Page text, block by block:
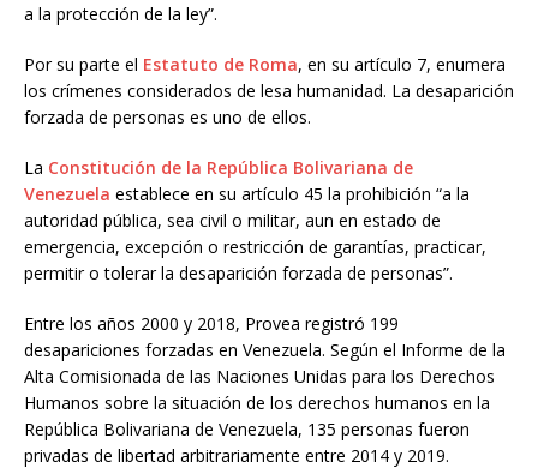
a la protección de la ley”.
Por su parte el Estatuto de Roma, en su artículo 7, enumera
los crímenes considerados de lesa humanidad. La desaparición
forzada de personas es uno de ellos.
La Constitución de la República Bolivariana de
Venezuela establece en su artículo 45 la prohibición “a la
autoridad pública, sea civil o militar, aun en estado de
emergencia, excepción o restricción de garantías, practicar,
permitir o tolerar la desaparición forzada de personas”.
Entre los años 2000 y 2018, Provea registró 199
desapariciones forzadas en Venezuela. Según el Informe de la
Alta Comisionada de las Naciones Unidas para los Derechos
Humanos sobre la situación de los derechos humanos en la
República Bolivariana de Venezuela, 135 personas fueron
privadas de libertad arbitrariamente entre 2014 y 2019.